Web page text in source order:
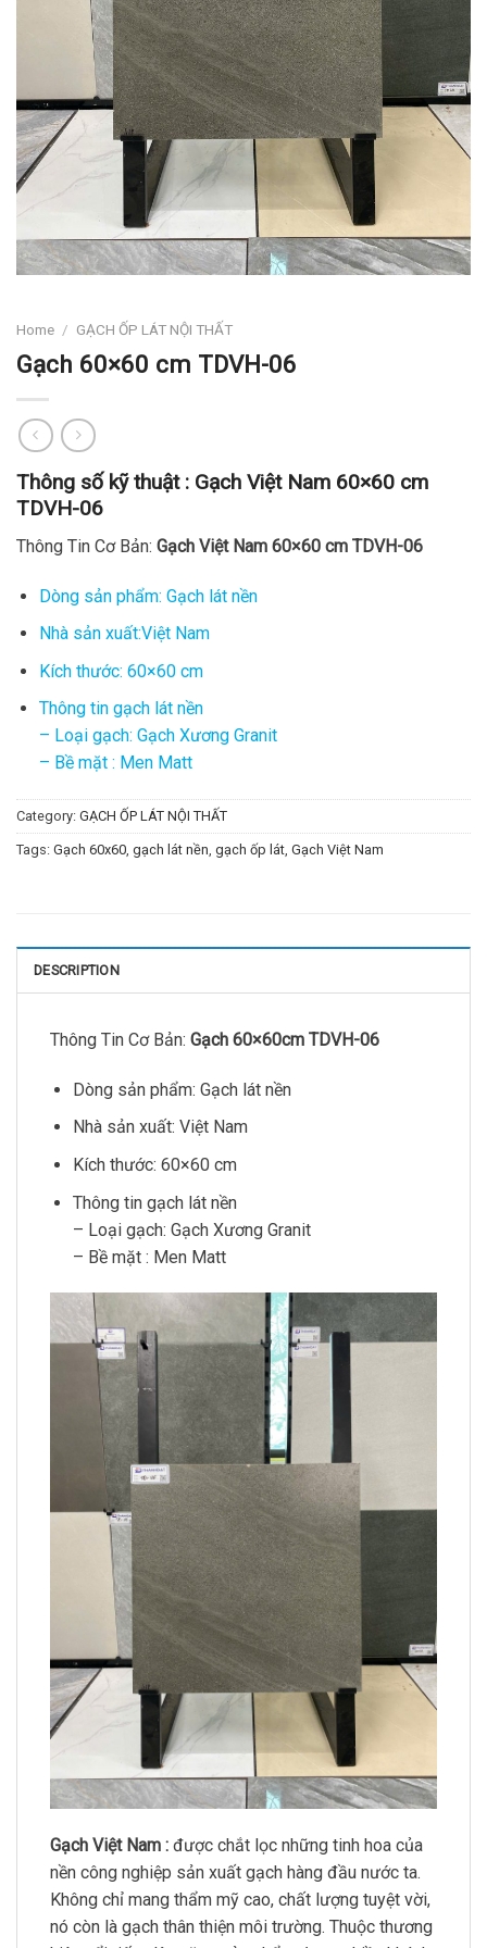
Home / GẠCH ỐP LÁT NỘI THẤT
Gạch 60×60 cm TDVH-06
Thông số kỹ thuật : Gạch Việt Nam 60×60 cm
TDVH-06
Thông Tin Cơ Bản: Gạch Việt Nam 60×60 cm TDVH-06
Dòng sản phẩm: Gạch lát nền
Nhà sản xuất:Việt Nam
Kích thước: 60×60 cm
Thông tin gạch lát nền
– Loại gạch: Gạch Xương Granit
– Bề mặt : Men Matt
Category: GẠCH ỐP LÁT NỘI THẤT
Tags: Gạch 60x60, gạch lát nền, gạch ốp lát, Gạch Việt Nam
DESCRIPTION
Thông Tin Cơ Bản: Gạch 60×60cm TDVH-06
Dòng sản phẩm: Gạch lát nền
Nhà sản xuất: Việt Nam
Kích thước: 60×60 cm
Thông tin gạch lát nền
– Loại gạch: Gạch Xương Granit
– Bề mặt : Men Matt
Gạch Việt Nam : được chắt lọc những tinh hoa của
nền công nghiệp sản xuất gạch hàng đầu nước ta.
Không chỉ mang thẩm mỹ cao, chất lượng tuyệt vời,
nó còn là gạch thân thiện môi trường. Thuộc thương